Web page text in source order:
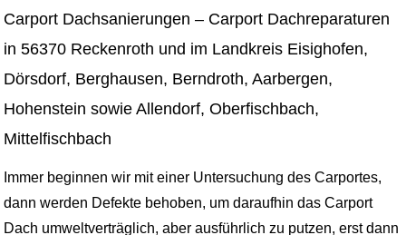
Carport Dachsanierungen – Carport Dachreparaturen
in 56370 Reckenroth und im Landkreis Eisighofen,
Dörsdorf, Berghausen, Berndroth, Aarbergen,
Hohenstein sowie Allendorf, Oberfischbach,
Mittelfischbach
Immer beginnen wir mit einer Untersuchung des Carportes,
dann werden Defekte behoben, um daraufhin das Carport
Dach umweltverträglich, aber ausführlich zu putzen, erst dann